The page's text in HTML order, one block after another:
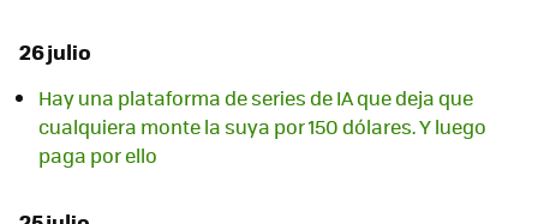
26 julio
Hay una plataforma de series de IA que deja que
cualquiera monte la suya por 150 dólares. Y luego
paga por ello